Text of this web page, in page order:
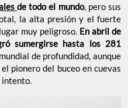
de todo el mundo, pero sus
la alta presión y el fuerte
muy peligroso. En abril de
sumergirse hasta los 281
de profundidad, aunque
pionero del buceo en cuevas
intento.